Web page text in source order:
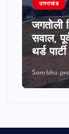
उत्तराखंड
जगतोली
सवाल,
थर्ड
Sambhu